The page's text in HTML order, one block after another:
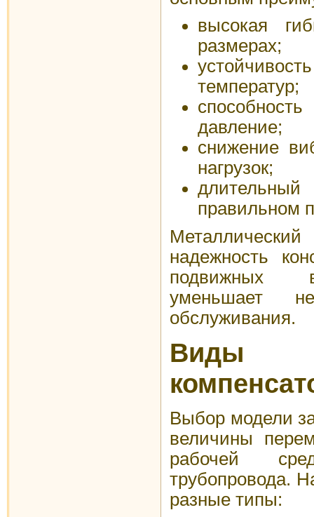
высокая
размерах;
температур;
давление;
снижение
нагрузок;
правильном
надежность
подвижных
уменьшает
обслуживания.
Виды
Выбор модели
величины
рабочей
трубопровода.
разные типы: